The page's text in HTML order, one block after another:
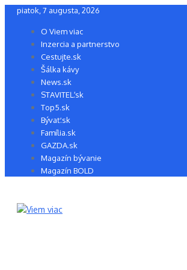
Preskočiť
piatok, 7 augusta, 2026
O Viem viac
Inzercia a partnerstvo
Cestujte.sk
Šálka kávy
News.sk
STAVITEĽ.sk
Top5.sk
Bývať.sk
Família.sk
GAZDA.sk
Magazín bývanie
Magazín BOLD